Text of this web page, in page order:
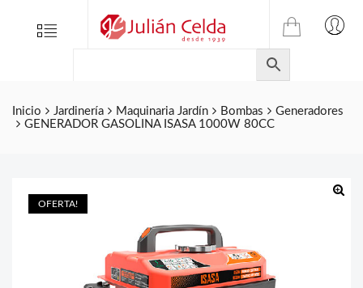
Menu
TIENDA
ONLINE
DE
JULIAN
CELDA
S.L.
Inicio Jardinería Maquinaria Jardín Bombas
Generadores
GENERADOR GASOLINA ISASA 1000W 80CC
OFERTA!
Folletos
Contacto